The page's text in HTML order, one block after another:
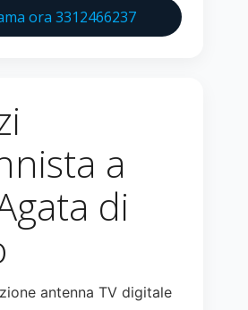
ora 3312466237
a
di
antenna TV digitale